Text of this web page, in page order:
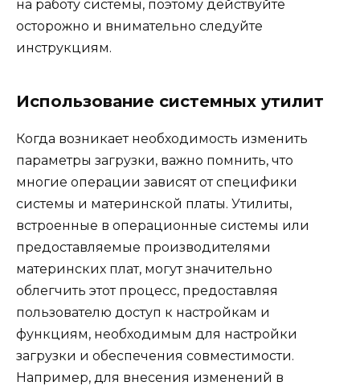
на работу системы, поэтому действуйте
осторожно и внимательно следуйте
инструкциям.
Использование системных утилит
Когда возникает необходимость изменить
параметры загрузки, важно помнить, что
многие операции зависят от специфики
системы и материнской платы. Утилиты,
встроенные в операционные системы или
предоставляемые производителями
материнских плат, могут значительно
облегчить этот процесс, предоставляя
пользователю доступ к настройкам и
функциям, необходимым для настройки
загрузки и обеспечения совместимости.
Например, для внесения изменений в